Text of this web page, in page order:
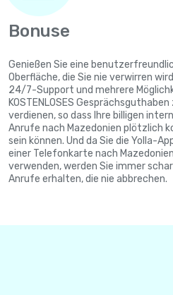
Bonuse
Genießen Sie eine
Oberfläche, die Sie nie verwirren
24/7-Support und mehrere
KOSTENLOSES Gesprächsguthaben
verdienen, so dass Ihre billigen
Anrufe nach Mazedonien plötzlich
sein können. Und da Sie die Yolla-
einer Telefonkarte nach Mazedonien
verwenden, werden Sie immer
Anrufe erhalten, die nie abbrechen.